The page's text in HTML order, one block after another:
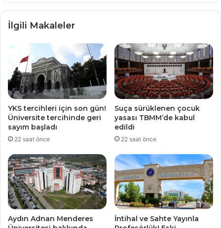
İlgili Makaleler
YKS tercihleri için son gün!
Üniversite tercihinde geri
sayım başladı
22 saat önce
Suça sürüklenen çocuk
yasası TBMM’de kabul
edildi
22 saat önce
Aydın Adnan Menderes
İntihal ve Sahte Yayınla